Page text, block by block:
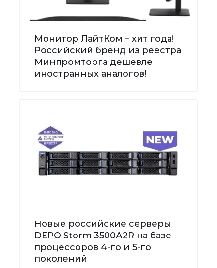
Монитор ЛайтКом – хит года!
Российский бренд из реестра
Минпромторга дешевле
иностранных аналогов!
Новые российские серверы
DEPO Storm 3500А2R на базе
процессоров 4-го и 5-го
поколений